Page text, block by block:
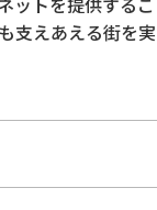
支えあえる街を実